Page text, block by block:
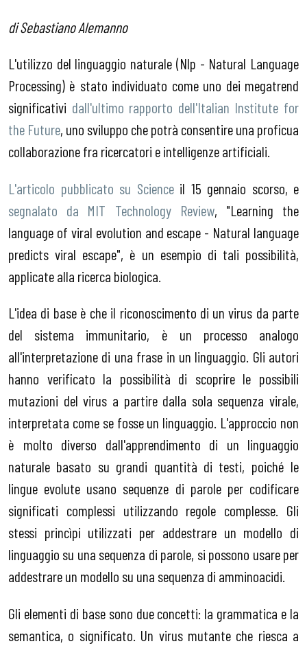
di Sebastiano Alemanno
L'utilizzo del linguaggio naturale (Nlp - Natural Language
Processing) è stato individuato come uno dei megatrend
significativi dall'ultimo rapporto dell'Italian Institute for
the Future, uno sviluppo che potrà consentire una proficua
collaborazione fra ricercatori e intelligenze artificiali.
L'articolo pubblicato su Scienceil 15 gennaio scorso, e
segnalato da MIT Technology Review, "Learning the
language of viral evolution and escape - Natural language
predicts viral escape", è un esempio di tali possibilità,
applicate alla ricerca biologica.
L'idea di base è che il riconoscimento di un virus da parte
del sistema immunitario, è un processo analogo
all'interpretazione di una frase in un linguaggio. Gli autori
hanno verificato la possibilità di scoprire le possibili
mutazioni del virus a partire dalla sola sequenza virale,
interpretata come se fosse un linguaggio. L'approccio non
è molto diverso dall'apprendimento di un linguaggio
naturale basato su grandi quantità di testi, poiché le
lingue evolute usano sequenze di parole per codificare
significati complessi utilizzando regole complesse. Gli
stessi princìpi utilizzati per addestrare un modello di
linguaggio su una sequenza di parole, si possono usare per
addestrare un modello su una sequenza di amminoacidi.
Gli elementi di base sono due concetti: la grammatica e la
semantica, o significato. Un virus mutante che riesca a